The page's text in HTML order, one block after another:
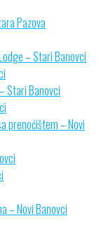
Pazova
– Stari Banovci
Stari Banovci
prenoćištem – Novi
– Novi Banovci